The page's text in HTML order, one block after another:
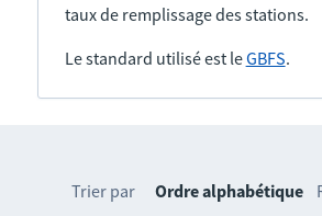
taux de remplissage des stations.
Le standard utilisé est leGBFS.
Trier par Ordre alphabétique